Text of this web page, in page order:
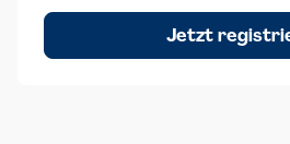
Um das Logo herum muss ein
Höhe bzw. Breite des N aus AKN in
Jetzt